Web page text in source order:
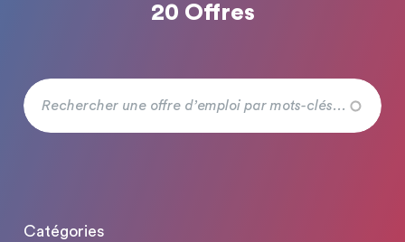
20 Offres
Catégories